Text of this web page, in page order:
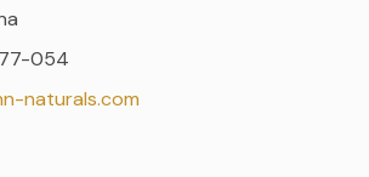
054
naturals.com